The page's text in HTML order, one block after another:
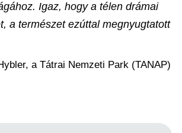
Igaz, hogy a télen drámai
a természet ezúttal megnyugtatott
a Tátrai Nemzeti Park (TANAP)